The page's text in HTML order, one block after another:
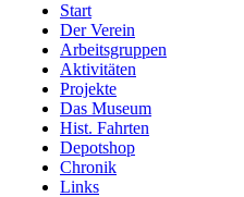
Start
Der Verein
Arbeitsgruppen
Aktivitäten
Projekte
Das Museum
Hist. Fahrten
Depotshop
Chronik
Links